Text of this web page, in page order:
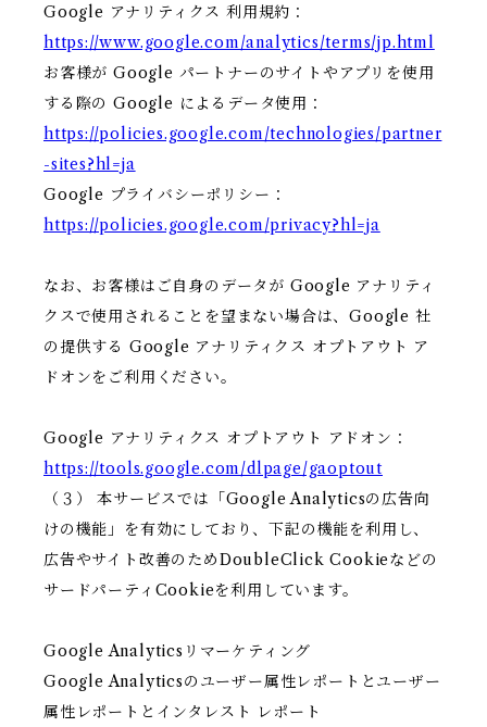
Google アナリティクス 利用規約：
https://www.google.com/analytics/terms/jp.html
お客様が Google パートナーのサイトやアプリを使用
する際の Google によるデータ使用：
https://policies.google.com/technologies/partner
-sites?hl=ja
Google プライバシーポリシー：
https://policies.google.com/privacy?hl=ja
なお、お客様はご自身のデータが Google アナリティ
クスで使用されることを望まない場合は、Google 社
の提供する Google アナリティクス オプトアウト ア
ドオンをご利用ください。
Google アナリティクス オプトアウト アドオン：
https://tools.google.com/dlpage/gaoptout
（３） 本サービスでは「Google Analyticsの広告向
けの機能」を有効にしており、下記の機能を利用し、
広告やサイト改善のためDoubleClick Cookieなどの
サードパーティCookieを利用しています。
Google Analyticsリマーケティング
Google Analyticsのユーザー属性レポートとユーザー
属性レポートとインタレスト レポート